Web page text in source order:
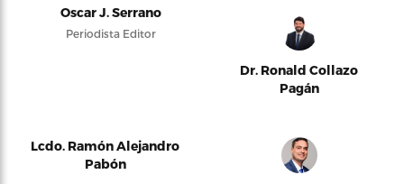
Oscar J. Serrano
Periodista Editor
Dr. Ronald Collazo
Pagán
Lcdo. Ramón Alejandro
Pabón